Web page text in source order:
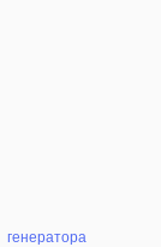
генератора